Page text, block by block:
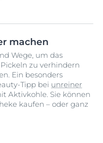
machen
Wege, um das
zu verhindern
Ein besonders
Tipp bei unreiner
Aktivkohle. Sie können
kaufen – oder ganz